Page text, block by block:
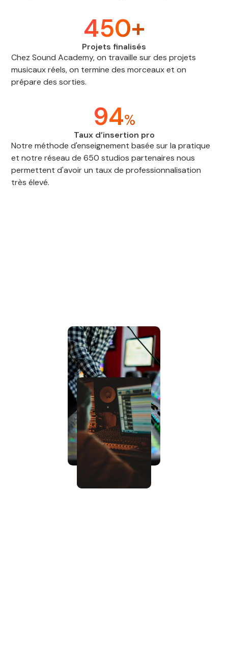
450+
Projets finalisés
Chez Sound Academy, on travaille sur des projets
musicaux réels, on termine des morceaux et on
prépare des sorties.
94%
Taux d’insertion pro
Notre méthode d'enseignement basée sur la pratique
et notre réseau de 650 studios partenaires nous
permettent d'avoir un taux de professionnalisation
très élevé.